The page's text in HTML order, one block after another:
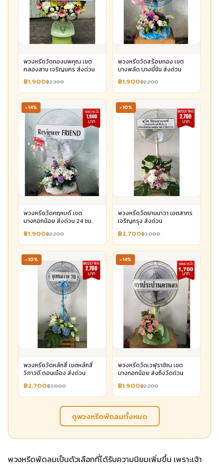
พวงหรีดวัดทองนพคุณ เขต
คลองสาน เจริญนคร ส่งด่วน
฿1,900฿2,300
พวงหรีดวัดสร้อยทอง เขต
บางพลัด บางยี่ขัน ส่งด่วน
฿1,900฿2,200
-14%
พวงหรีดวัดคฤหบดี เขต
บางกอกน้อย ส่งด่วน 24 ชม.
฿1,900฿2,200
-10%
พวงหรีดวัดยานนาวา เขตสาทร
เจริญกรุง ส่งด่วน
฿2,700฿3,000
-10%
พวงหรีดวัดหลักสี่ เขตหลักสี่
วิภาวดี ดอนเมือง ส่งด่วน
฿2,700฿3,000
-14%
พวงหรีดวัดเวฬุราชิณ เขต
บางกอกน้อย ส่งถึงวัดด่วน
฿1,900฿2,200
ดูพวงหรีดพัดลมทั้งหมด
พวงหรีดพัดลมเป็นตัวเลือกที่ได้รับความนิยมเพิ่มขึ้น เพราะเจ้า